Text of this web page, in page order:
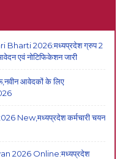
2026:मध्यप्रदेश ग्रुप 2
एवं नोटिफिकेशन जारी
आवेदकों के लिए
New,मध्यप्रदेश कर्मचारी चयन
2026 Online:मध्यप्रदेश